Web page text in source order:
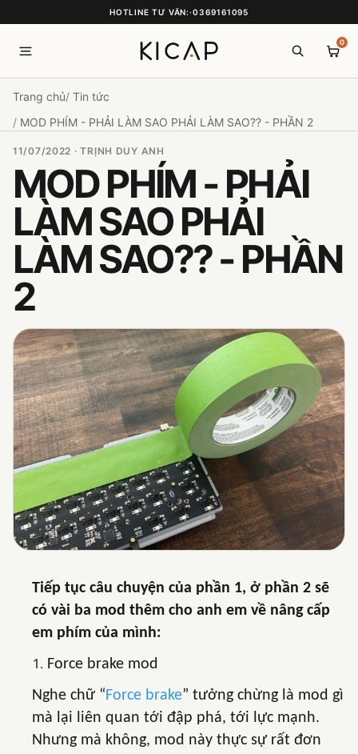
HOTLINE TƯ VẤN:·0369161095
0
Trang chủ Tin tức
MOD PHÍM - PHẢI LÀM SAO PHẢI LÀM SAO?? - PHẦN 2
11/07/2022 · TRỊNH DUY ANH
MOD PHÍM - PHẢI
LÀM SAO PHẢI
LÀM SAO?? - PHẦN
2
Tiếp tục câu chuyện của phần 1, ở phần 2 sẽ
có vài ba mod thêm cho anh em về nâng cấp
em phím của mình:
Force brake mod
Nghe chữ “Force brake” tưởng chừng là mod gì
mà lại liên quan tới đập phá, tới lực mạnh.
Nhưng mà không, mod này thực sự rất đơn